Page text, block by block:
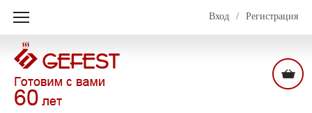
Вход / Регистрация